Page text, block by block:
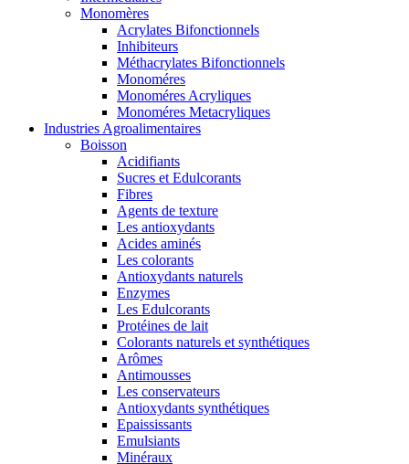
Monomères
Acrylates Bifonctionnels
Inhibiteurs
Méthacrylates Bifonctionnels
Monoméres
Monoméres Acryliques
Monoméres Metacryliques
Industries Agroalimentaires
Boisson
Acidifiants
Sucres et Edulcorants
Fibres
Agents de texture
Les antioxydants
Acides aminés
Les colorants
Antioxydants naturels
Enzymes
Les Edulcorants
Protéines de lait
Colorants naturels et synthétiques
Arômes
Antimousses
Les conservateurs
Antioxydants synthétiques
Epaississants
Emulsiants
Minéraux